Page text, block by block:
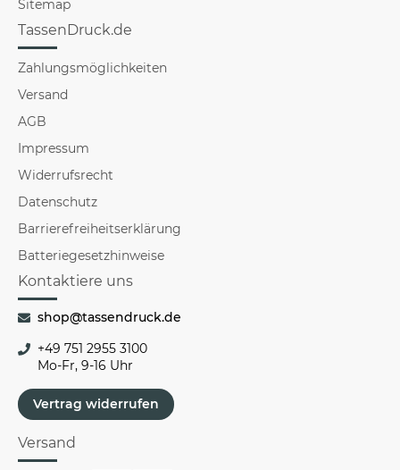
Sitemap
TassenDruck.de
Zahlungsmöglichkeiten
Versand
AGB
Impressum
Widerrufsrecht
Datenschutz
Barrierefreiheitserklärung
Batteriegesetzhinweise
Kontaktiere uns
shop@tassendruck.de
+49 751 2955 3100
Mo-Fr, 9-16 Uhr
Vertrag widerrufen
Versand